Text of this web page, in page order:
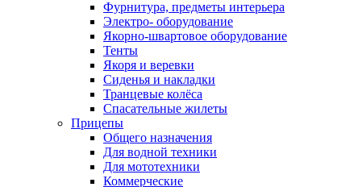
Фурнитура, предметы интерьера
Электро- оборудование
Якорно-швартовое оборудование
Тенты
Якоря и веревки
Сиденья и накладки
Транцевые колёса
Спасательные жилеты
Прицепы
Общего назначения
Для водной техники
Для мототехники
Коммерческие